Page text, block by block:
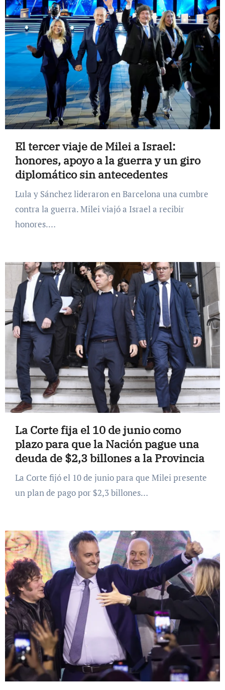
El tercer viaje de Milei a Israel:
honores, apoyo a la guerra y un giro
diplomático sin antecedentes
Lula y Sánchez lideraron en Barcelona una cumbre
contra la guerra. Milei viajó a Israel a recibir
honores.…
La Corte fija el 10 de junio como
plazo para que la Nación pague una
deuda de $2,3 billones a la Provincia
La Corte fijó el 10 de junio para que Milei presente
un plan de pago por $2,3 billones…